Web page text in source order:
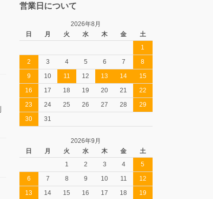
営業日について
2026年8月
日
月 火 水 木 金
土
1
2
3 4 5 6 7
8
9
10 11 12 13 14
15
16
17 18 19 20 21
22
23
24 25 26 27 28
29
30
31
2026年9月
日
月 火 水 木 金
土
1
2 3 4
5
6
7 8 9 10 11
12
13
14 15 16 17 18
19